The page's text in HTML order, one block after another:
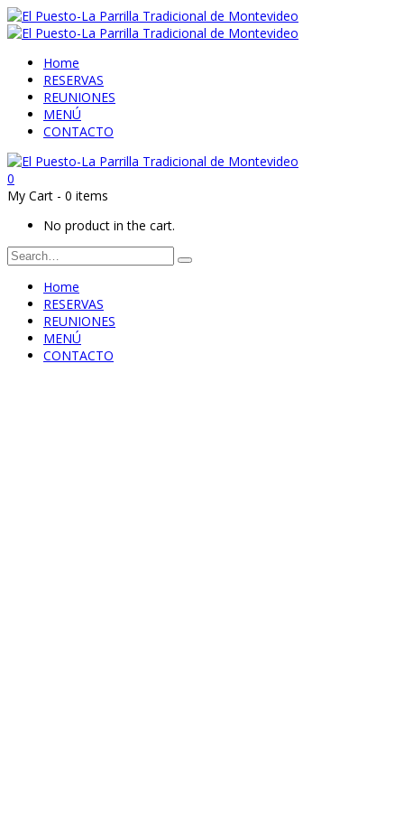
Home
RESERVAS
REUNIONES
MENÚ
CONTACTO
0
My Cart - 0 items
No product in the cart.
Home
RESERVAS
REUNIONES
MENÚ
CONTACTO